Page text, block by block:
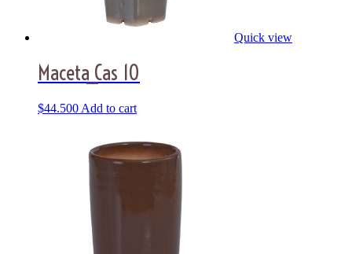
Quick view
Maceta_Cas 10
$44.500 Add to cart